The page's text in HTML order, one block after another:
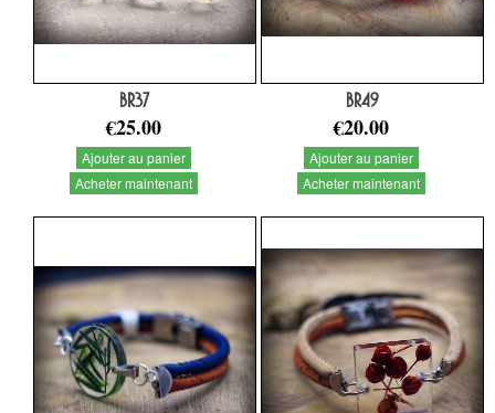
BR37
€25.00
Ajouter au panier
Acheter maintenant
BR49
€20.00
Ajouter au panier
Acheter maintenant